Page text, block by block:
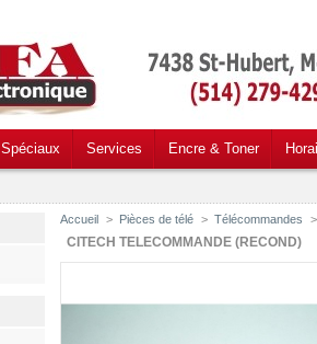
Spéciaux Services Encre & Toner
Accueil > Pièces de télé > Télécommandes >
CITECH TELECOMMANDE (RECOND)